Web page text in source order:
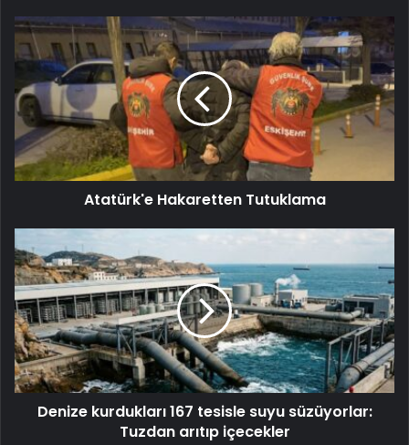
Atatürk'e Hakaretten Tutuklama
Denize kurdukları 167 tesisle suyu süzüyorlar:
Tuzdan arıtıp içecekler